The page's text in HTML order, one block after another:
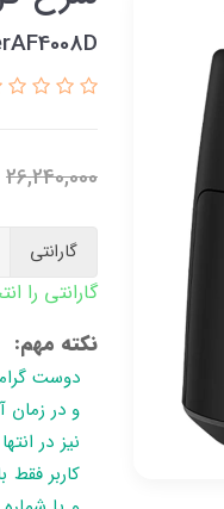
26,240,000
گارانتی
گارانتی را
نکته مهم:
دوست
نیز در
کاربر